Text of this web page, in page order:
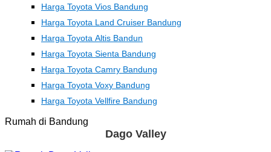
Harga Toyota Vios Bandung
Harga Toyota Land Cruiser Bandung
Harga Toyota Altis Bandun
Harga Toyota Sienta Bandung
Harga Toyota Camry Bandung
Harga Toyota Voxy Bandung
Harga Toyota Vellfire Bandung
Rumah di Bandung
Dago Valley